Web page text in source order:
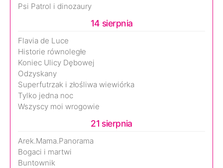
Psi Patrol i dinozaury
14 sierpnia
Flavia de Luce
Historie równoległe
Koniec Ulicy Dębowej
Odzyskany
Superfutrzak i złośliwa wiewiórka
Tylko jedna noc
Wszyscy moi wrogowie
21 sierpnia
Arek.Mama.Panorama
Bogaci i martwi
Buntownik